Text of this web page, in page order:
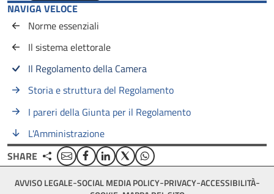
NAVIGA VELOCE
Norme essenziali
Il sistema elettorale
Il Regolamento della Camera
Storia e struttura del Regolamento
I pareri della Giunta per il Regolamento
L'Amministrazione
SHARE
EmailFacebook
Linkedin
TwitterWhatsApp
Footer
AVVISO LEGALE SOCIAL MEDIA POLICY PRIVACY ACCESSIBILITÀ